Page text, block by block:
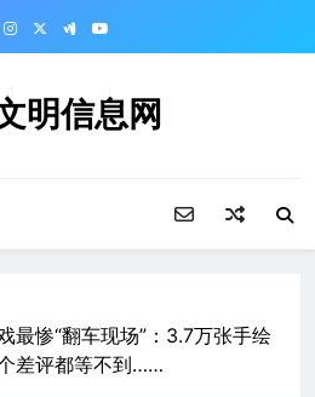
明信息网
最惨“翻车现场”：3.7万张手绘
差评都等不到……